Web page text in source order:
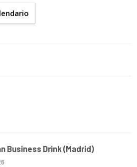
s
A
b
o
Business Drink (Madrid)